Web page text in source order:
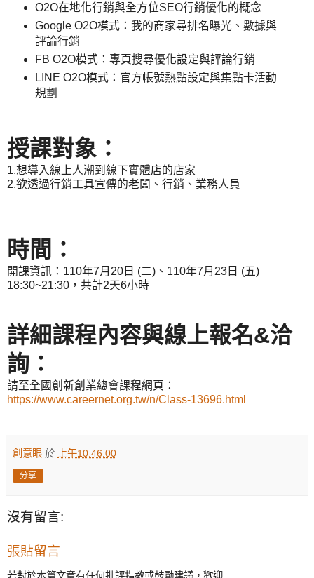
O2O在地化行銷與全方位SEO行銷優化的概念
Google O2O模式：我的商家尋排名曝光、數據與
評論行銷
FB O2O模式：專頁搜尋優化設定與評論行銷
LINE O2O模式：官方帳號熱點設定與集點卡活動
規劃
授課對象：
1.想導入線上人潮到線下實體店的店家
2.欲透過行銷工具宣傳的老闆、行銷、業務人員
時間：
開課資訊：110年7月20日 (二)、110年7月23日 (五)
18:30~21:30，共計2天6小時
詳細課程內容與線上報名&洽
詢：
請至全國創新創業總會課程網頁：
https://www.careernet.org.tw/n/Class-13696.html
創意眼 於 上午10:46:00
分享
沒有留言:
張貼留言